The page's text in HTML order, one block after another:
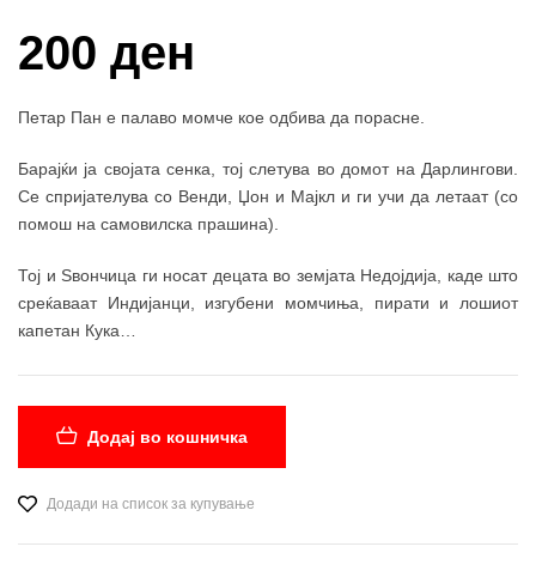
200 ден
Петар Пан е палаво момче кое одбива да порасне.
Барајќи ја својата сенка, тој слетува во домот на Дарлингови.
Се спријателува со Венди, Џон и Мајкл и ги учи да летаат (со
помош на самовилска прашина).
Тој и Ѕвончица ги носат децата во земјата Недојдија, каде што
среќаваат Индијанци, изгубени момчиња, пирати и лошиот
капетан Кука…
Додај во кошничка
Додади на список за купување